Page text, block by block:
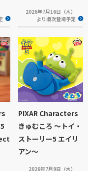
2026年7月16日（木）
より順次登場予定
PIXAR Characters
きゅむころ ～トイ・
ストーリー5 エイリ
アン～
2026年7月9日（木）